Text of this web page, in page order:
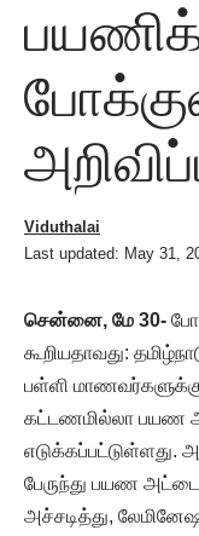
Last updated: May 31,
Viduthalai
சென்னை, மே 30-
கூறியதாவது:
பள்ளி
கட்டணமில்லா பயண
எடுக்கப்பட்டுள்ளது.
பேருந்து பயண
அச்சடித்து,